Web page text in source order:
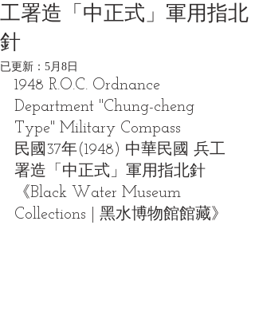
工署造「中正式」軍用指北
針
已更新： 5月8日
1948 R.O.C. Ordnance
Department "Chung-cheng
Type" Military Compass
民國37年(1948) 中華民國 兵工
署造「中正式」軍用指北針
《Black Water Museum
Collections | 黑水博物館館藏》